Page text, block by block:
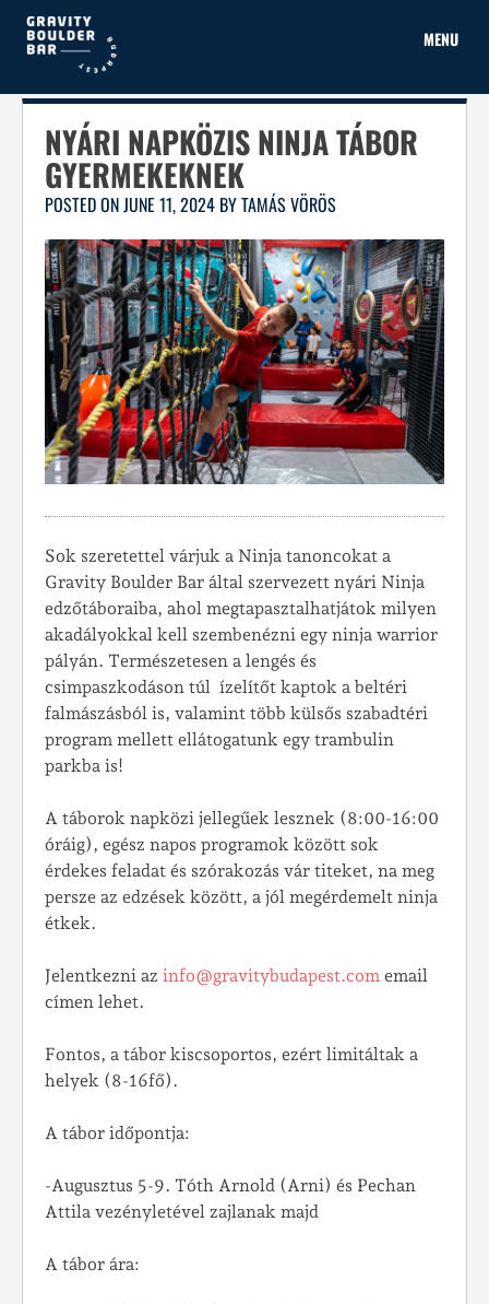
Skip
MENU
NYÁRI NAPKÖZIS NINJA TÁBOR
GYERMEKEKNEK
POSTED ONJUNE 11, 2024 BYTAMÁS VÖRÖS
Sok szeretettel várjuk a Ninja tanoncokat a
Gravity Boulder Bar által szervezett nyári Ninja
edzőtáboraiba, ahol megtapasztalhatjátok milyen
akadályokkal kell szembenézni egy ninja warrior
pályán. Természetesen a lengés és
csimpaszkodáson túl ízelítőt kaptok a beltéri
falmászásból is, valamint több külsős szabadtéri
program mellett ellátogatunk egy trambulin
parkba is!
A táborok napközi jellegűek lesznek (8:00-16:00
óráig), egész napos programok között sok
érdekes feladat és szórakozás vár titeket, na meg
persze az edzések között, a jól megérdemelt ninja
étkek.
Jelentkezni az info@gravitybudapest.com email
címen lehet.
Fontos, a tábor kiscsoportos, ezért limitáltak a
helyek (8-16fő).
A tábor időpontja:
-Augusztus 5-9. Tóth Arnold (Arni) és Pechan
Attila vezényletével zajlanak majd
A tábor ára: